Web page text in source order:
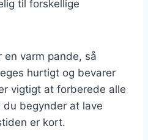
til forskellige
varm pande, så
hurtigt og bevarer
vigtigt at forberede alle
du begynder at lave
er kort.